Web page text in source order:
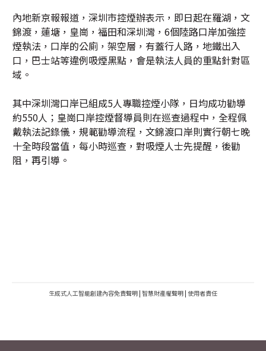
內地新京報報道，深圳市控煙辦表示，即日起在羅湖，文
錦渡，蓮塘，皇崗，福田和深圳灣，6個陸路口岸加強控
煙執法，口岸的公廁，架空層，有蓋行人路，地鐵出入
口，巴士站等違例吸煙黑點，會是執法人員的重點針對區
域。
其中深圳灣口岸已組成5人專職控煙小隊，日均成功勸導
約550人；皇崗口岸控煙督導員則在巡查過程中，全程佩
戴執法記錄儀，規範勸導流程，文錦渡口岸則實行朝七晚
十全時段當值，每小時巡查，對吸煙人士先提醒，後勸
阻，再引導。
生成式人工智能創建內容免責聲明 | 智慧財產權聲明 | 使用者責任